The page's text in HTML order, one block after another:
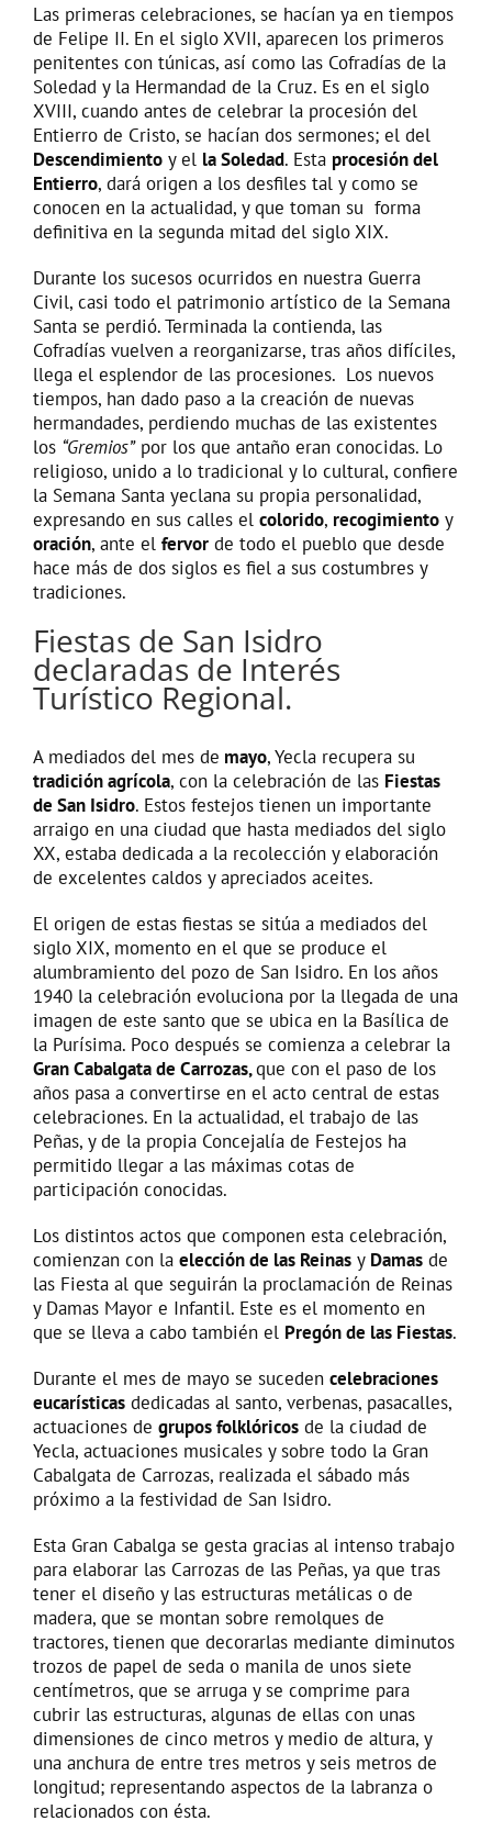
Las primeras celebraciones, se hacían ya en tiempos
de Felipe II. En el siglo XVII, aparecen los primeros
penitentes con túnicas, así como las Cofradías de la
Soledad y la Hermandad de la Cruz. Es en el siglo
XVIII, cuando antes de celebrar la procesión del
Entierro de Cristo, se hacían dos sermones; el del
Descendimiento y el la Soledad. Esta procesión del
Entierro, dará origen a los desfiles tal y como se
conocen en la actualidad, y que toman su forma
definitiva en la segunda mitad del siglo XIX.
Durante los sucesos ocurridos en nuestra Guerra
Civil, casi todo el patrimonio artístico de la Semana
Santa se perdió. Terminada la contienda, las
Cofradías vuelven a reorganizarse, tras años difíciles,
llega el esplendor de las procesiones. Los nuevos
tiempos, han dado paso a la creación de nuevas
hermandades, perdiendo muchas de las existentes
los “Gremios”por los que antaño eran conocidas. Lo
religioso, unido a lo tradicional y lo cultural, confiere
la Semana Santa yeclana su propia personalidad,
expresando en sus calles el colorido, recogimiento y
oración, ante el fervor de todo el pueblo que desde
hace más de dos siglos es fiel a sus costumbres y
tradiciones.
Fiestas de San Isidro
declaradas de Interés
Turístico Regional.
A mediados del mes de mayo, Yecla recupera su
tradición agrícola, con la celebración de las Fiestas
de San Isidro. Estos festejos tienen un importante
arraigo en una ciudad que hasta mediados del siglo
XX, estaba dedicada a la recolección y elaboración
de excelentes caldos y apreciados aceites.
El origen de estas fiestas se sitúa a mediados del
siglo XIX, momento en el que se produce el
alumbramiento del pozo de San Isidro. En los años
1940 la celebración evoluciona por la llegada de una
imagen de este santo que se ubica en la Basílica de
la Purísima. Poco después se comienza a celebrar la
Gran Cabalgata de Carrozas,que con el paso de los
años pasa a convertirse en el acto central de estas
celebraciones. En la actualidad, el trabajo de las
Peñas, y de la propia Concejalía de Festejos ha
permitido llegar a las máximas cotas de
participación conocidas.
Los distintos actos que componen esta celebración,
comienzan con la elección de las Reinas y Damas de
las Fiesta al que seguirán la proclamación de Reinas
y Damas Mayor e Infantil. Este es el momento en
que se lleva a cabo también el Pregón de las Fiestas.
Durante el mes de mayo se suceden celebraciones
eucarísticas dedicadas al santo, verbenas, pasacalles,
actuaciones de grupos folklóricos de la ciudad de
Yecla, actuaciones musicales y sobre todo la Gran
Cabalgata de Carrozas, realizada el sábado más
próximo a la festividad de San Isidro.
Esta Gran Cabalga se gesta gracias al intenso trabajo
para elaborar las Carrozas de las Peñas, ya que tras
tener el diseño y las estructuras metálicas o de
madera, que se montan sobre remolques de
tractores, tienen que decorarlas mediante diminutos
trozos de papel de seda o manila de unos siete
centímetros, que se arruga y se comprime para
cubrir las estructuras, algunas de ellas con unas
dimensiones de cinco metros y medio de altura, y
una anchura de entre tres metros y seis metros de
longitud; representando aspectos de la labranza o
relacionados con ésta.